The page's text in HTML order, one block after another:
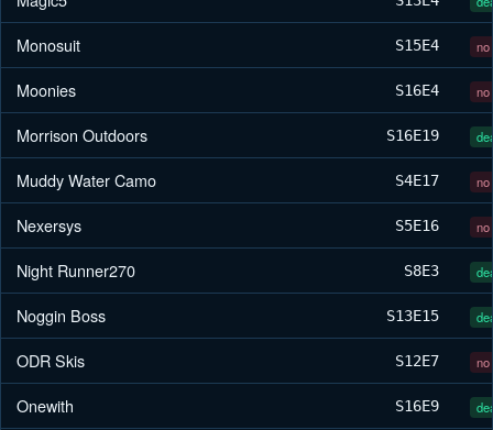
Monosuit S15E4 no
Moonies S16E4 no
Morrison Outdoors S16E19
Muddy Water Camo S4E17 no
Nexersys S5E16 no
Night Runner270 S8E3
Noggin Boss S13E15
ODR Skis S12E7 no
Onewith S16E9